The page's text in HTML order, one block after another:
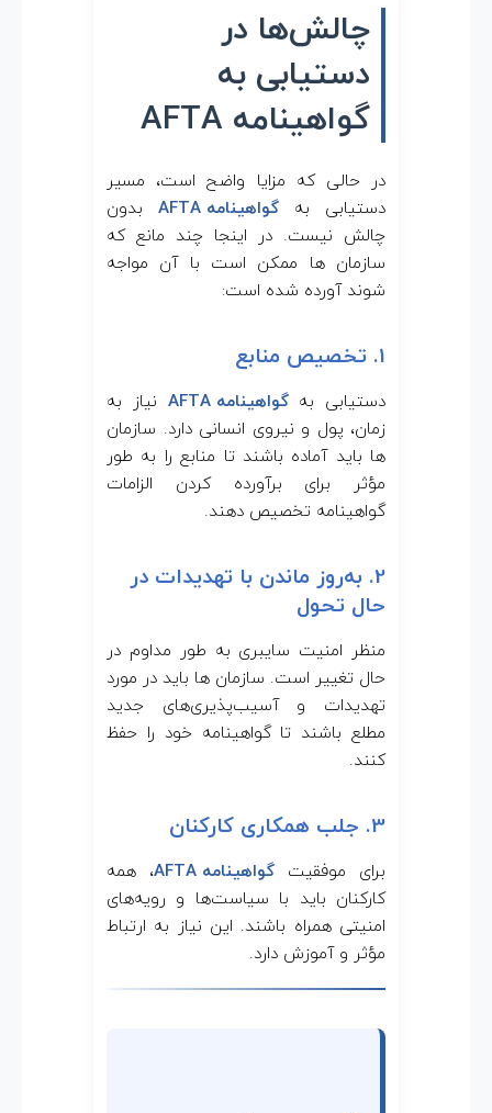
چالش‌ها در
دستیابی به
گواهینامه AFTA
در حالی که مزایا واضح است، مسیر
دستیابی به گواهینامه AFTA
بدون
چالش نیست. در اینجا چند مانع که
سازمان ها ممکن است با آن مواجه
شوند آورده شده است:
1. تخصیص منابع
دستیابی بهگواهینامه AFTA
نیاز به
زمان، پول و نیروی انسانی دارد. سازمان
ها باید آماده باشند تا منابع را به طور
مؤثر برای برآورده کردن الزامات
گواهینامه تخصیص دهند.
2. به‌روز ماندن با تهدیدات در
حال تحول
منظر امنیت سایبری به طور مداوم در
حال تغییر است. سازمان ها باید در مورد
تهدیدات و آسیب‌پذیری‌های جدید
مطلع باشند تا گواهینامه خود را حفظ
کنند.
3. جلب همکاری کارکنان
برای موفقیت گواهینامه AFTA
، همه
کارکنان باید با سیاست‌ها و رویه‌های
امنیتی همراه باشند. این نیاز به ارتباط
مؤثر و آموزش دارد.